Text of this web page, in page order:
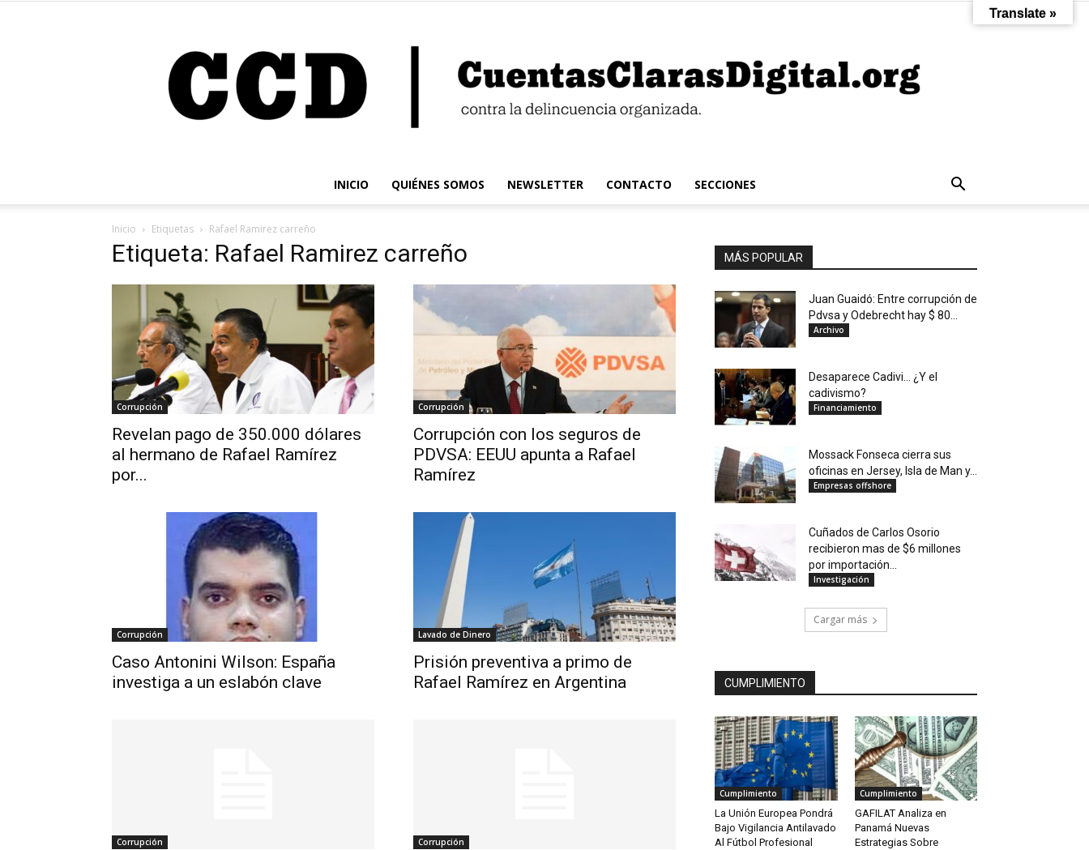
Claras
INICIO QUIÉNES SOMOS NEWSLETTER CONTACTO SECCIONES
Inicio Etiquetas Rafael Ramirez carreño
Etiqueta: Rafael Ramirez carreño
Corrupción
Revelan pago de 350.000 dólares
al hermano de Rafael Ramírez
por...
Corrupción
Corrupción con los seguros de
PDVSA: EEUU apunta a Rafael
Ramírez
Corrupción
Caso Antonini Wilson: España
investiga a un eslabón clave
Lavado de Dinero
Prisión preventiva a primo de
Rafael Ramírez en Argentina
Corrupción Corrupción
MÁS POPULAR
Juan Guaidó: Entre corrupción de
Pdvsa y Odebrecht hay $ 80...
Archivo
Desaparece Cadivi… ¿Y el
cadivismo?
Financiamiento
Mossack Fonseca cierra sus
oficinas en Jersey, Isla de Man y...
Empresas offshore
Cuñados de Carlos Osorio
recibieron mas de $6 millones
por importación...
Investigación
Cargar más
CUMPLIMIENTO
Cumplimiento
La Unión Europea Pondrá
Bajo Vigilancia Antilavado
Al Fútbol Profesional
Cumplimiento
GAFILAT Analiza en
Panamá Nuevas
Estrategias Sobre
Translate »